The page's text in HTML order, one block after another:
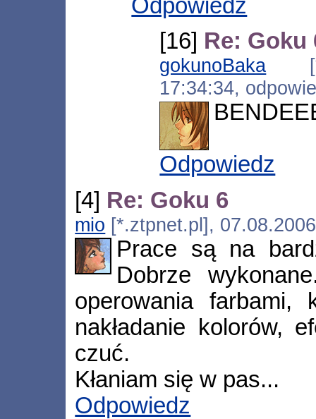
Odpowiedz
[16] Re: Goku
gokunoBaka
17:34:34,
Odpowiedz
[4] Re: Goku 6
mio [*.ztpnet.pl],
Prace są na
Dobrze
operowania farbami,
nakładanie kolorów,
czuć.
Kłaniam się w pas...
Odpowiedz